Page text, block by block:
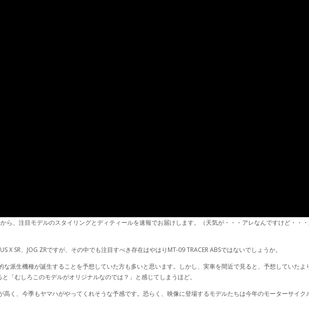
、注目モデルのスタイリングとディティールを速報でお届けします。（天気が・・・アレなんですけど・・
X SR、JOG ZRですが、その中でも注目すべき存在はやはりMT-09 TRACER ABSではないでしょうか。
派生機種が誕生することを予想していた方も多いと思います。しかし、実車を間近で見ると、予想していた
「むしろこのモデルがオリジナルなのでは？」と感じてしまうほど。
く、今季もヤマハがやってくれそうな予感です。恐らく、映像に登場するモデルたちは今年のモーターサイク